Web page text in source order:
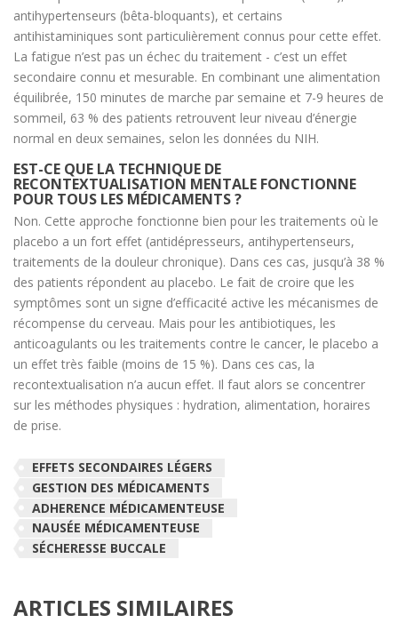
antihypertenseurs (bêta-bloquants), et certains
antihistaminiques sont particulièrement connus pour cette effet.
La fatigue n’est pas un échec du traitement - c’est un effet
secondaire connu et mesurable. En combinant une alimentation
équilibrée, 150 minutes de marche par semaine et 7-9 heures de
sommeil, 63 % des patients retrouvent leur niveau d’énergie
normal en deux semaines, selon les données du NIH.
EST-CE QUE LA TECHNIQUE DE
RECONTEXTUALISATION MENTALE FONCTIONNE
POUR TOUS LES MÉDICAMENTS ?
Non. Cette approche fonctionne bien pour les traitements où le
placebo a un fort effet (antidépresseurs, antihypertenseurs,
traitements de la douleur chronique). Dans ces cas, jusqu’à 38 %
des patients répondent au placebo. Le fait de croire que les
symptômes sont un signe d’efficacité active les mécanismes de
récompense du cerveau. Mais pour les antibiotiques, les
anticoagulants ou les traitements contre le cancer, le placebo a
un effet très faible (moins de 15 %). Dans ces cas, la
recontextualisation n’a aucun effet. Il faut alors se concentrer
sur les méthodes physiques : hydration, alimentation, horaires
de prise.
EFFETS SECONDAIRES LÉGERS
GESTION DES MÉDICAMENTS
ADHERENCE MÉDICAMENTEUSE
NAUSÉE MÉDICAMENTEUSE
SÉCHERESSE BUCCALE
ARTICLES SIMILAIRES